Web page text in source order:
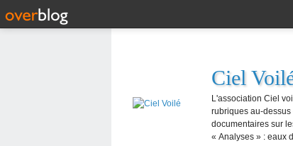
Ciel
L'association Ciel
rubriques au-dessus
documentaires sur
« Analyses » : eaux